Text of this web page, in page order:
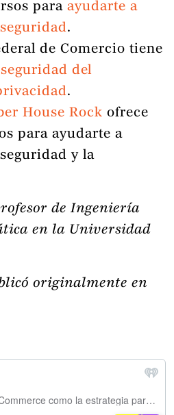
para ayudarte a
.
de Comercio tiene
seguridad del
.
House Rock ofrece
para ayudarte a
y la
de Ingeniería
en la Universidad
originalmente en